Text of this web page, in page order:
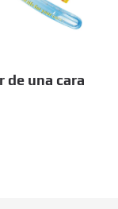
de una cara